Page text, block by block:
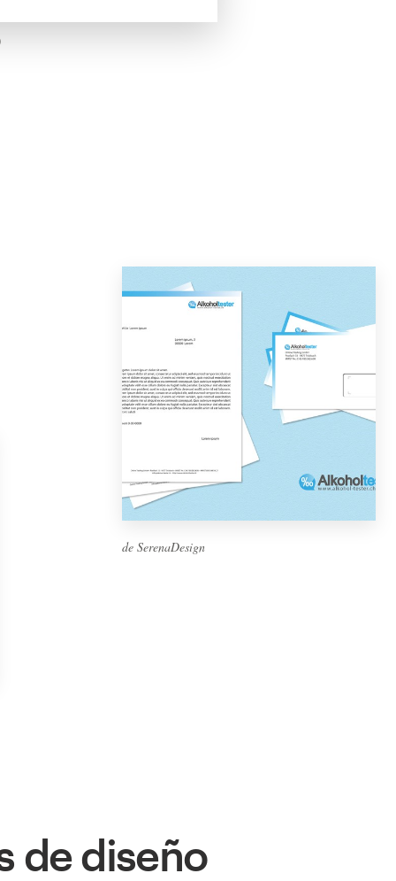
de SerenaDesign
de diseño